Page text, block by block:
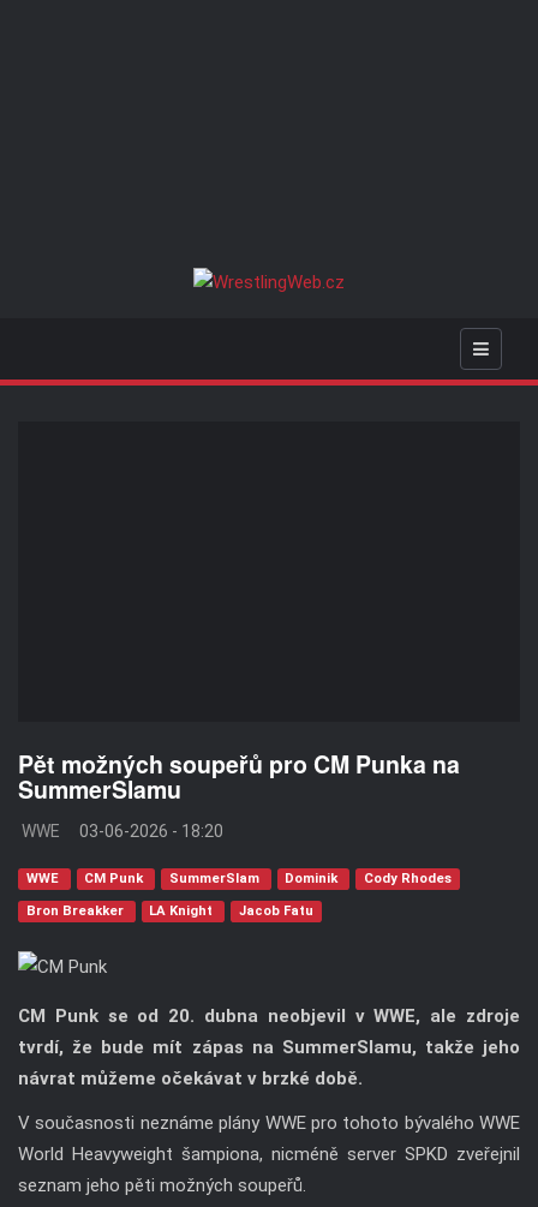
Pět možných soupeřů pro CM Punka na
SummerSlamu
WWE 03-06-2026 - 18:20
WWE CM Punk SummerSlam Dominik Cody Rhodes
Bron Breakker LA Knight Jacob Fatu
CM Punk se od 20. dubna neobjevil v WWE, ale zdroje
tvrdí, že bude mít zápas na SummerSlamu, takže jeho
návrat můžeme očekávat v brzké době.
V současnosti neznáme plány WWE pro tohoto bývalého WWE
World Heavyweight šampiona, nicméně server SPKD zveřejnil
seznam jeho pěti možných soupeřů.